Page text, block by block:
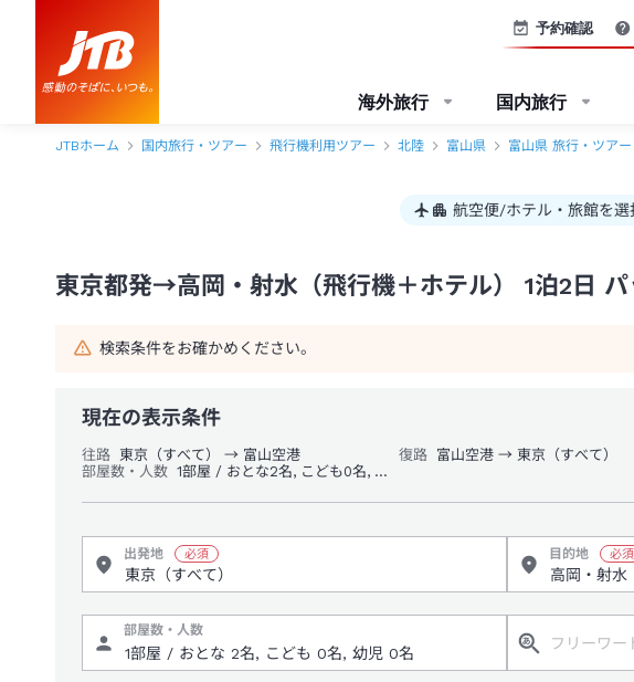
予約確認
海外旅行 国内旅行
JTBホーム 国内旅行・ツアー 飛行機利用ツアー 北陸 富山県 富山県 旅行・ツアー
航空便/ホテル・旅館を選
東京都発→高岡・射水（飛行機＋ホテル） 1泊2日
検索条件をお確かめください。
現在の表示条件
往路 東京（すべて） → 富山空港 復路 富山空港 → 東京（すべて）
部屋数・人数
1部屋 / おとな2名, こども0名, 幼児0名
出発地 目的地
部屋数・人数